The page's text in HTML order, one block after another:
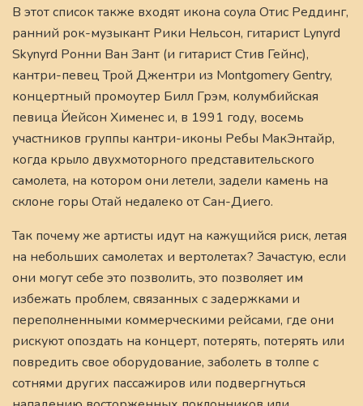
В этот список также входят икона соула Отис Реддинг,
ранний рок-музыкант Рики Нельсон, гитарист Lynyrd
Skynyrd Ронни Ван Зант (и гитарист Стив Гейнс),
кантри-певец Трой Джентри из Montgomery Gentry,
концертный промоутер Билл Грэм, колумбийская
певица Йейсон Хименес и, в 1991 году, восемь
участников группы кантри-иконы Ребы МакЭнтайр,
когда крыло двухмоторного представительского
самолета, на котором они летели, задели камень на
склоне горы Отай недалеко от Сан-Диего.
Так почему же артисты идут на кажущийся риск, летая
на небольших самолетах и вертолетах? Зачастую, если
они могут себе это позволить, это позволяет им
избежать проблем, связанных с задержками и
переполненными коммерческими рейсами, где они
рискуют опоздать на концерт, потерять, потерять или
повредить свое оборудование, заболеть в толпе с
сотнями других пассажиров или подвергнуться